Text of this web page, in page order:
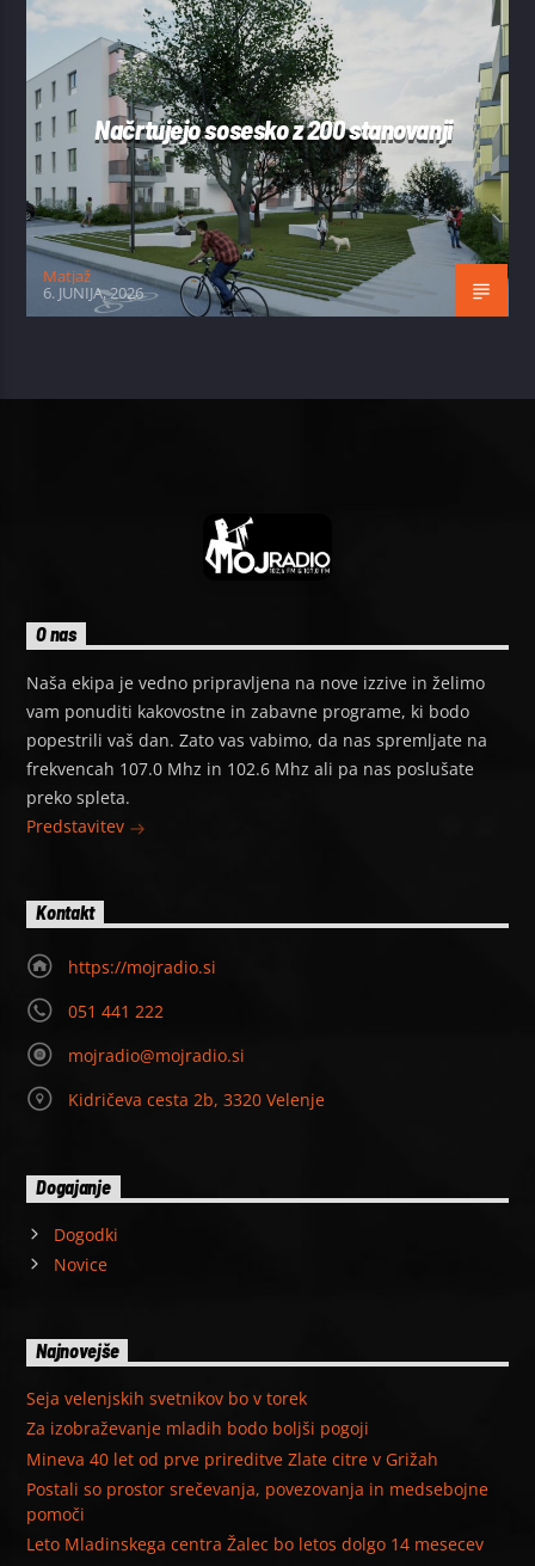
Načrtujejo sosesko z 200 stanovanji
Matjaž
6. JUNIJA, 2026
O nas
Naša ekipa je vedno pripravljena na nove izzive in želimo
vam ponuditi kakovostne in zabavne programe, ki bodo
popestrili vaš dan. Zato vas vabimo, da nas spremljate na
frekvencah 107.0 Mhz in 102.6 Mhz ali pa nas poslušate
preko spleta.
Predstavitev
Kontakt
https://mojradio.si
051 441 222
mojradio@mojradio.si
Kidričeva cesta 2b, 3320 Velenje
Dogajanje
Dogodki
Novice
Najnovejše
Seja velenjskih svetnikov bo v torek
Za izobraževanje mladih bodo boljši pogoji
Mineva 40 let od prve prireditve Zlate citre v Grižah
Postali so prostor srečevanja, povezovanja in medsebojne
pomoči
Leto Mladinskega centra Žalec bo letos dolgo 14 mesecev